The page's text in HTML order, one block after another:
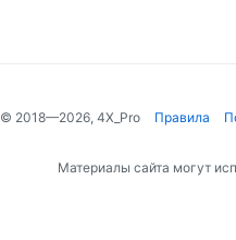
© 2018—2026, 4X_Pro Правила
Материалы сайта могут